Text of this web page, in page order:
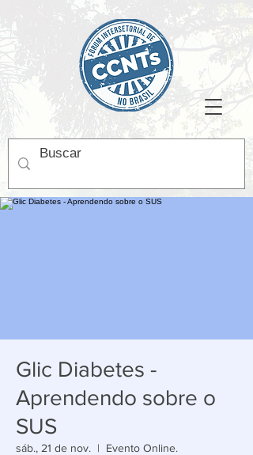
Glic Diabetes -
Aprendendo sobre o
SUS
sáb., 21 de nov.
  |
Evento Online.